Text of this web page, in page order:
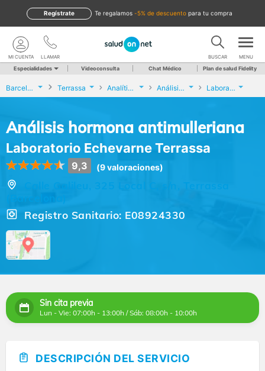
te regalamos -5% de descuento para tu compra
Regístrate
LLAMAR
MI CUENTA BUSCAR MENU
Especialidades Videoconsulta Chat Médico Plan de salud Fidelity
Barcelona Terrassa Analíticas y Genética Análisis hormona antimulleriana Laboratorio Echevarne Terrassa
Análisis hormona antimulleriana
Laboratorio Echevarne Terrassa
9,3 (9 valoraciones)
Registro Sanitario: E08924330
Sin cita previa
Lun - Vie: 07:00h - 13:00h / Sáb: 08:00h - 10:00h
DESCRIPCIÓN DEL SERVICIO